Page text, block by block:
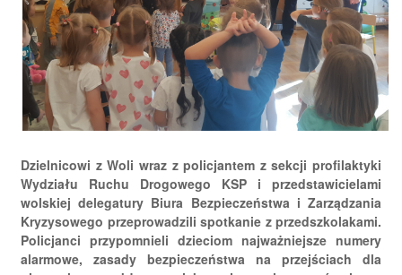
Dzielnicowi z Woli wraz z policjantem z sekcji profilaktyki
Wydziału Ruchu Drogowego KSP i przedstawicielami
wolskiej delegatury Biura Bezpieczeństwa i Zarządzania
Kryzysowego przeprowadzili spotkanie z przedszkolakami.
Policjanci przypomnieli dzieciom najważniejsze numery
alarmowe, zasady bezpieczeństwa na przejściach dla